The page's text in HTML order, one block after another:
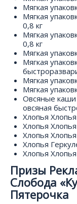
Мягкая
Мягкая
0,8 кг
Мягкая
0,8 кг
Мягкая
Мягкая
Мягкая
Мягкая
Овсяные каши
овсяная
Хлопья
Хлопья
Хлопья
Хлопья
Хлопья
Призы
Слобода
Пятерочка